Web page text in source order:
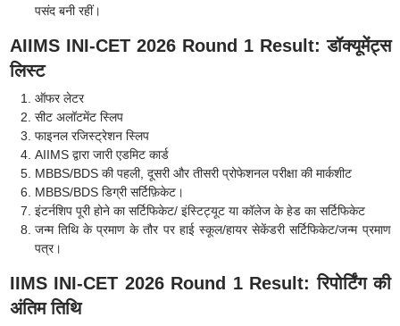
पसंद बनी रहीं।
AIIMS INI-CET 2026 Round 1 Result: डॉक्यूमेंट्स
लिस्ट
ऑफर लेटर
सीट अलॉटमेंट स्लिप
फाइनल रजिस्ट्रेशन स्लिप
AIIMS द्वारा जारी एडमिट कार्ड
MBBS/BDS की पहली, दूसरी और तीसरी प्रोफेशनल परीक्षा की मार्कशीट
MBBS/BDS डिग्री सर्टिफ़िकेट।
इंटर्नशिप पूरी होने का सर्टिफिकेट/ इंस्टिट्यूट या कॉलेज के हेड का सर्टिफिकेट
जन्म तिथि के प्रमाण के तौर पर हाई स्कूल/हायर सेकेंडरी सर्टिफिकेट/जन्म प्रमाण
पत्र।
IIMS INI-CET 2026 Round 1 Result: रिपोर्टिंग की
अंतिम तिथि